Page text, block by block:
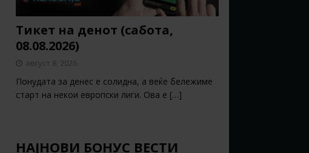
Тикет на денот (сабота,
08.08.2026)
август 8, 2026
Понудата за денес е солидна, а веќе бележиме
старт на некои европски лиги. Ова е […]
НАЈНОВИ БОНУС ВЕСТИ